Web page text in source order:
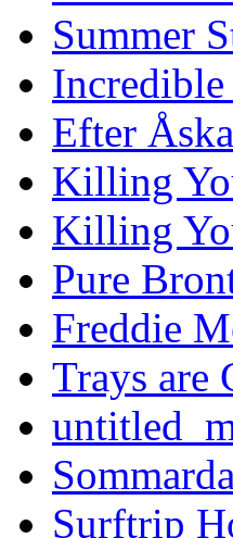
Summer
Efter
Killing
Killing
Pure
Freddie
Trays are
Surftrip